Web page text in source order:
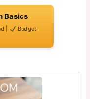
Basics
|
Budget-